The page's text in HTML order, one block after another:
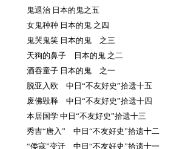
鬼退治 日本的鬼之五
女鬼种种 日本的鬼 之四
鬼哭鬼笑 日本的鬼 之三
天狗的鼻子 日本的鬼 之二
酒吞童子 日本的鬼 之一
脱亚入欧 中日“不友好史”拾遗十五
废佛毁释 中日“不友好史”拾遗十四
本居国学 中日“不友好史”拾遗十三
秀吉“唐入” 中日“不友好史”拾遗十二
“倭寇”变迁 中日“不友好史”拾遗十一